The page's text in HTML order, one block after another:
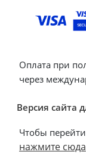
Оплата при
через
Версия сайта
Чтобы
нажмите сюда